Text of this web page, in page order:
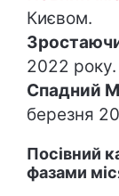
Києвом.
2022 року.
Спадний
березня
Посівний
фазами